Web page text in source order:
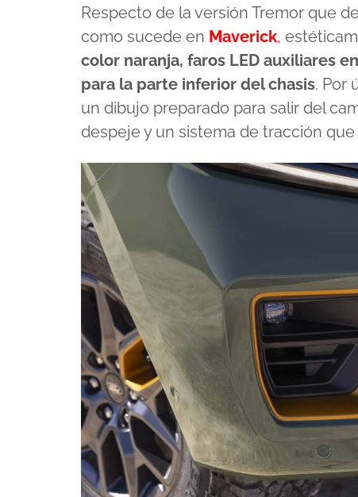
Respecto de la versión Tremor que
como sucede en Maverick,
color naranja, faros LED auxiliares
para la parte inferior del chasis. Por
un dibujo preparado para salir del
despeje y un sistema de tracción